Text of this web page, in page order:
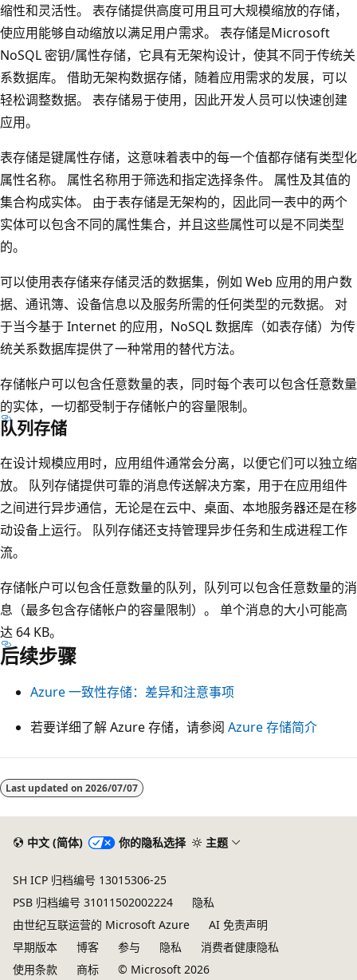
缩性和灵活性。 表存储提供高度可用且可大规模缩放的存储，
使应用能够自动缩放以满足用户需求。 表存储是Microsoft
NoSQL 密钥/属性存储，它具有无架构设计，使其不同于传统关
系数据库。 借助无架构数据存储，随着应用需求的发展，可以
轻松调整数据。 表存储易于使用，因此开发人员可以快速创建
应用。
表存储是键属性存储，这意味着表中的每一个值都存储有类型化
属性名称。 属性名称用于筛选和指定选择条件。 属性及其值的
集合构成实体。 由于表存储是无架构的，因此同一表中的两个
实体可以包含不同的属性集合，并且这些属性可以是不同类型
的。
可以使用表存储来存储灵活的数据集，例如 Web 应用的用户数
据、通讯簿、设备信息以及服务所需的任何类型的元数据。 对
于当今基于 Internet 的应用，NoSQL 数据库（如表存储）为传
统关系数据库提供了一种常用的替代方法。
存储帐户可以包含任意数量的表，同时每个表可以包含任意数量
的实体，一切都受制于存储帐户的容量限制。
队列存储
在设计规模应用时，应用组件通常会分离，以便它们可以独立缩
放。 队列存储提供可靠的消息传送解决方案，用于在应用组件
之间进行异步通信，无论是在云中、桌面、本地服务器还是在移
动设备上运行。 队列存储还支持管理异步任务和生成进程工作
流。
存储帐户可以包含任意数量的队列，队列可以包含任意数量的消
息（最多包含存储帐户的容量限制）。 单个消息的大小可能高
达 64 KB。
后续步骤
Azure 一致性存储：差异和注意事项
若要详细了解 Azure 存储，请参阅 Azure 存储简介
Last updated on 2026/07/07
中文 (简体) 你的隐私选择 主题
SH ICP 归档编号 13015306-25
PSB 归档编号 31011502002224
隐私
由世纪互联运营的 Microsoft Azure
AI 免责声明
早期版本
博客 参与 隐私
消费者健康隐私
使用条款
商标 © Microsoft 2026